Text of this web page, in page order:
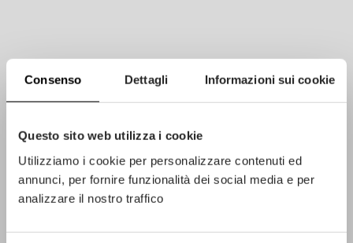
Consenso Dettagli Informazioni sui cookie
Questo sito web utilizza i cookie
Utilizziamo i cookie per personalizzare contenuti ed
annunci, per fornire funzionalità dei social media e per
analizzare il nostro traffico